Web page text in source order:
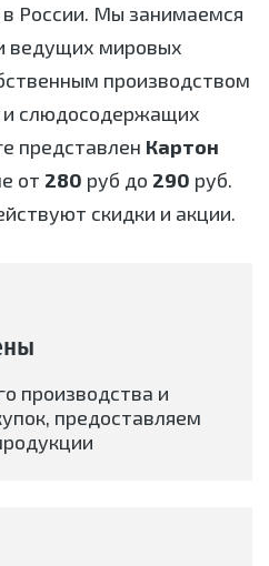
России. Мы занимаемся
ведущих мировых
производством
и слюдосодержащих
представлен Картон
от 280 руб до 290 руб.
скидки и акции.
производства и
предоставляем